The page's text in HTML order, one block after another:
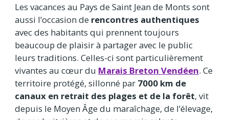
Les vacances au Pays de Saint Jean de Monts sont
aussi l’occasion de rencontres authentiques
avec des habitants qui prennent toujours
beaucoup de plaisir à partager avec le public
leurs traditions. Celles-ci sont particulièrement
vivantes au cœur du Marais Breton Vendéen. Ce
territoire protégé, sillonné par 7000 km de
canaux en retrait des plages et de la forêt, vit
depuis le Moyen Âge du maraîchage, de l’élevage,